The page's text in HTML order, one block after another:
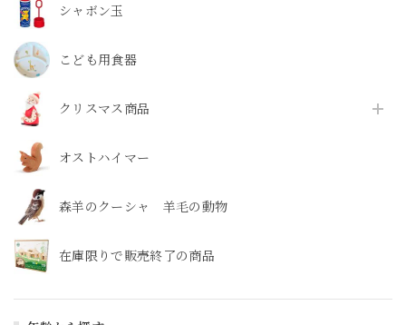
シャボン玉
こども用食器
クリスマス商品
オストハイマー
森羊のクーシャ 羊毛の動物
在庫限りで販売終了の商品